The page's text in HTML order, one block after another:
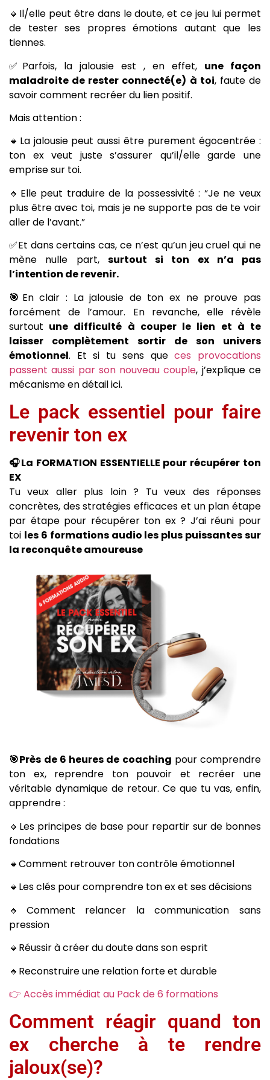
🔸Il/elle peut être dans le doute, et ce jeu lui permet
de tester ses propres émotions autant que les
tiennes.
✅Parfois, la jalousie est , en effet, une façon
maladroite de rester connecté(e) à toi, faute de
savoir comment recréer du lien positif.
Mais attention :
🔸La jalousie peut aussi être purement égocentrée :
ton ex veut juste s’assurer qu’il/elle garde une
emprise sur toi.
🔸Elle peut traduire de la possessivité : “Je ne veux
plus être avec toi, mais je ne supporte pas de te voir
aller de l’avant.”
✅Et dans certains cas, ce n’est qu’un jeu cruel qui ne
mène nulle part, surtout si ton ex n’a pas
l’intention de revenir.
🎯 En clair : La jalousie de ton ex ne prouve pas
forcément de l’amour. En revanche, elle révèle
surtout une difficulté à couper le lien et à te
laisser complètement sortir de son univers
émotionnel. Et si tu sens queces provocations
passent aussi par son nouveau couple, j’explique ce
mécanisme en détail ici.
Le pack essentiel pour faire
revenir ton ex
🎧La FORMATION ESSENTIELLE pour récupérer ton
EX
Tu veux aller plus loin ? Tu veux des réponses
concrètes, des stratégies efficaces et un plan étape
par étape pour récupérer ton ex ? J’ai réuni pour
toi les 6 formations audio les plus puissantes sur
la reconquête amoureuse
🎯Près de 6 heures de coaching pour comprendre
ton ex, reprendre ton pouvoir et recréer une
véritable dynamique de retour. Ce que tu vas, enfin,
apprendre :
🔸Les principes de base pour repartir sur de bonnes
fondations
🔸Comment retrouver ton contrôle émotionnel
🔸Les clés pour comprendre ton ex et ses décisions
🔸Comment relancer la communication sans
pression
🔸Réussir à créer du doute dans son esprit
🔸Reconstruire une relation forte et durable
👉 Accès immédiat au Pack de 6 formations
Comment réagir quand ton
ex cherche à te rendre
jaloux(se)?